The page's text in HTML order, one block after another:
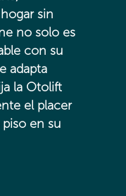
sin
no solo es
con su
adapta
la Otolift
el placer
en su